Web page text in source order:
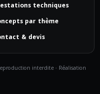
techniques
par thème
& devis
interdite · Réalisation